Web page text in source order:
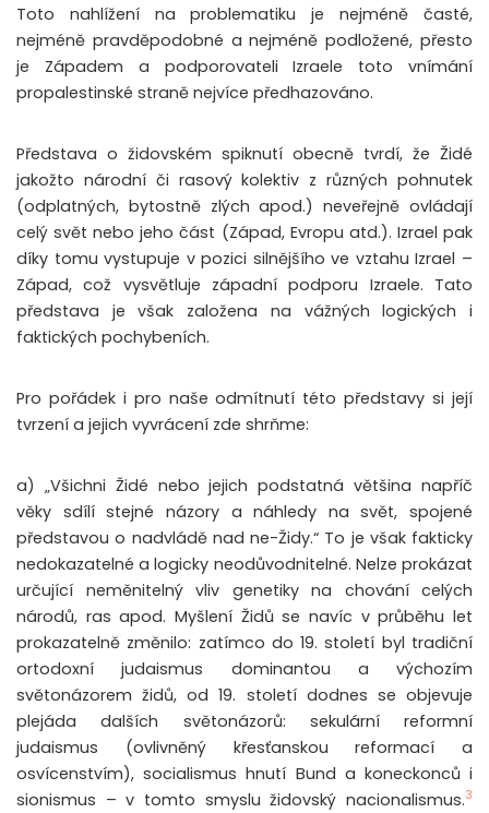
Toto nahlížení na problematiku je nejméně časté,
nejméně pravděpodobné a nejméně podložené, přesto
je Západem a podporovateli Izraele toto vnímání
propalestinské straně nejvíce předhazováno.
Představa o židovském spiknutí obecně tvrdí, že Židé
jakožto národní či rasový kolektiv z různých pohnutek
(odplatných, bytostně zlých apod.) neveřejně ovládají
celý svět nebo jeho část (Západ, Evropu atd.). Izrael pak
díky tomu vystupuje v pozici silnějšího ve vztahu Izrael –
Západ, což vysvětluje západní podporu Izraele. Tato
představa je však založena na vážných logických i
faktických pochybeních.
Pro pořádek i pro naše odmítnutí této představy si její
tvrzení a jejich vyvrácení zde shrňme:
a) „Všichni Židé nebo jejich podstatná většina napříč
věky sdílí stejné názory a náhledy na svět, spojené
představou o nadvládě nad ne-Židy.“ To je však fakticky
nedokazatelné a logicky neodůvodnitelné. Nelze prokázat
určující neměnitelný vliv genetiky na chování celých
národů, ras apod. Myšlení Židů se navíc v průběhu let
prokazatelně změnilo: zatímco do 19. století byl tradiční
ortodoxní judaismus dominantou a výchozím
světonázorem židů, od 19. století dodnes se objevuje
plejáda dalších světonázorů: sekulární reformní
judaismus (ovlivněný křesťanskou reformací a
osvícenstvím), socialismus hnutí Bund a koneckonců i
sionismus – v tomto smyslu židovský nacionalismus.3